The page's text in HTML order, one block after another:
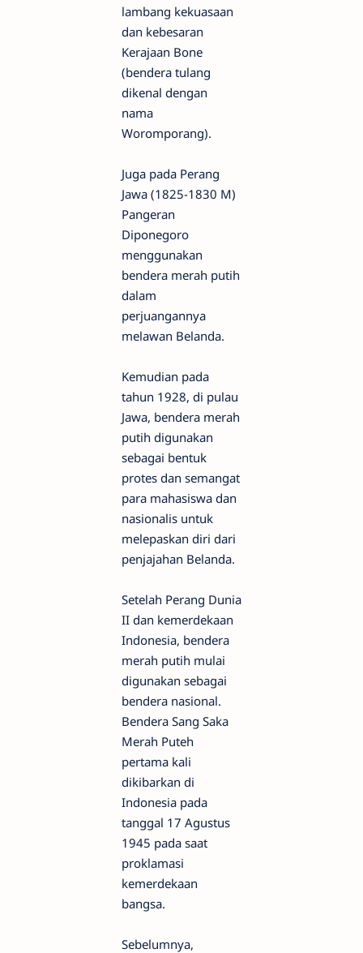
lambang kekuasaan
dan kebesaran
Kerajaan Bone
(bendera tulang
dikenal dengan
nama
Woromporang).
Juga pada Perang
Jawa (1825-1830 M)
Pangeran
Diponegoro
menggunakan
bendera merah putih
dalam
perjuangannya
melawan Belanda.
Kemudian pada
tahun 1928, di pulau
Jawa, bendera merah
putih digunakan
sebagai bentuk
protes dan semangat
para mahasiswa dan
nasionalis untuk
melepaskan diri dari
penjajahan Belanda.
Setelah Perang Dunia
II dan kemerdekaan
Indonesia, bendera
merah putih mulai
digunakan sebagai
bendera nasional.
Bendera Sang Saka
Merah Puteh
pertama kali
dikibarkan di
Indonesia pada
tanggal 17 Agustus
1945 pada saat
proklamasi
kemerdekaan
bangsa.
Sebelumnya,